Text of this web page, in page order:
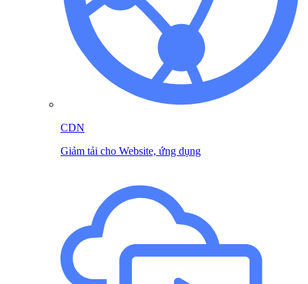
CDN
Giảm tải cho Website, ứng dụng